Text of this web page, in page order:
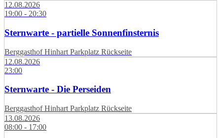
12.08.2026
19:00 - 20:30
Sternwarte - partielle Sonnenfinsternis
Berggasthof Hinhart Parkplatz Rückseite
12.08.2026
23:00
Sternwarte - Die Perseiden
Berggasthof Hinhart Parkplatz Rückseite
13.08.2026
08:00 - 17:00